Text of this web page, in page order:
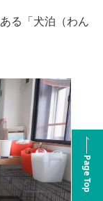
る「犬泊（わん
Page Top